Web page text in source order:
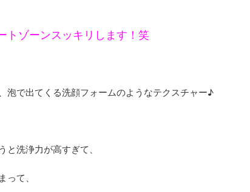
トゾーンスッキリします！笑
泡で出てくる洗顔フォームのようなテクスチャー♪
と洗浄力が高すぎて、
って、